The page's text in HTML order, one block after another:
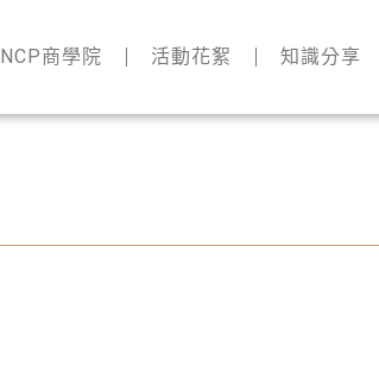
NCP商學院 活動花絮 知識分享